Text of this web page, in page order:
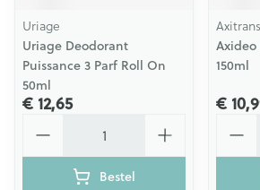
Uriage
Uriage Deodorant
Puissance 3 Parf Roll On
50ml
€ 12,65
Bestel
Axitrans
Axideo
150ml
€